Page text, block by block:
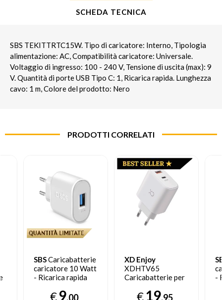
SCHEDA TECNICA
SBS TEKITTRTC15W. Tipo di caricatore: Interno, Tipologia
alimentazione: AC, Compatibilità caricatore: Universale.
Voltaggio di ingresso: 100 - 240 V, Tensione di uscita (max): 9
V. Quantità di porte USB Tipo C: 1, Ricarica rapida. Lunghezza
cavo: 1 m, Colore del prodotto: Nero
PRODOTTI CORRELATI
SBSCaricabatterie
caricatore 10 Watt
- Ricarica rapida
Intelligent Charge
€9,00
XD Enjoy
XDHTV65
Caricabatterie per
Telefono cellulare,
€19,95
-